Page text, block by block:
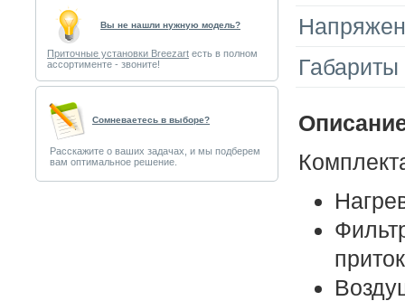
Вы не нашли нужную модель?
Приточные установки Breezart есть в полном
ассортименте - звоните!
Cомневаетесь в выборе?
Расскажите о ваших задачах, и мы подберем
вам оптимальное решение.